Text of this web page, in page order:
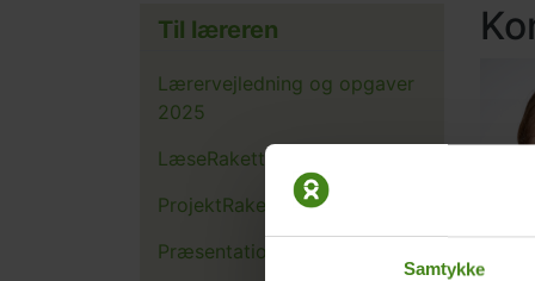
Samtykke
Til læreren
Lærervejledning og opgaver
2025
LæseRaketten i Guatemala
ProjektRaketten 2025
Præsentation af Guatemala